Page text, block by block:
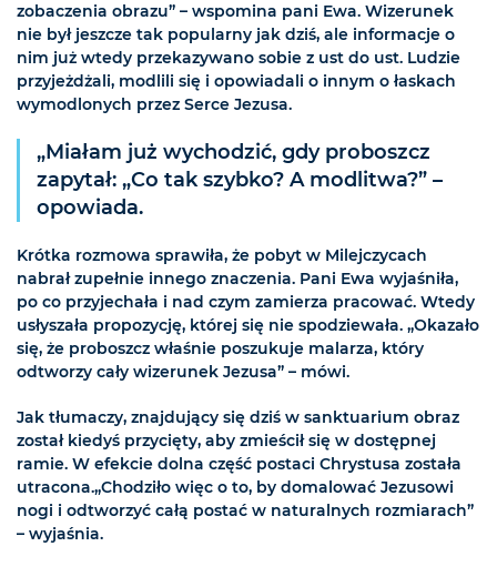
zobaczenia obrazu” – wspomina pani Ewa. Wizerunek
nie był jeszcze tak popularny jak dziś, ale informacje o
nim już wtedy przekazywano sobie z ust do ust. Ludzie
przyjeżdżali, modlili się i opowiadali o innym o łaskach
wymodlonych przez Serce Jezusa.
„Miałam już wychodzić, gdy proboszcz
zapytał: „Co tak szybko? A modlitwa?” –
opowiada.
Krótka rozmowa sprawiła, że pobyt w Milejczycach
nabrał zupełnie innego znaczenia. Pani Ewa wyjaśniła,
po co przyjechała i nad czym zamierza pracować. Wtedy
usłyszała propozycję, której się nie spodziewała. „Okazało
się, że proboszcz właśnie poszukuje malarza, który
odtworzy cały wizerunek Jezusa” – mówi.
Jak tłumaczy, znajdujący się dziś w sanktuarium obraz
został kiedyś przycięty, aby zmieścił się w dostępnej
ramie. W efekcie dolna część postaci Chrystusa została
utracona.„Chodziło więc o to, by domalować Jezusowi
nogi i odtworzyć całą postać w naturalnych rozmiarach”
– wyjaśnia.